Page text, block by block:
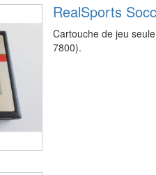
RealSports
Cartouche de jeu
7800).